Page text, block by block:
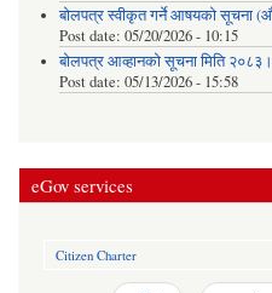
बोलपत्र स्वीकृत गर्ने आषयको सूचना
Post date: 05/20/2026 - 10:15
बोलपत्र आव्हानको सूचना मिति
Post date: 05/13/2026 - 15:58
eGov services
Citizen Charter